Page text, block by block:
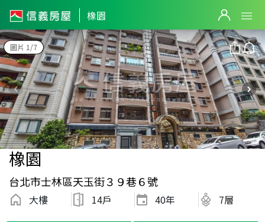
橡園
圖片 1/7
橡園
台北市士林區天玉街３９巷６號
大樓 14戶 40年 7層